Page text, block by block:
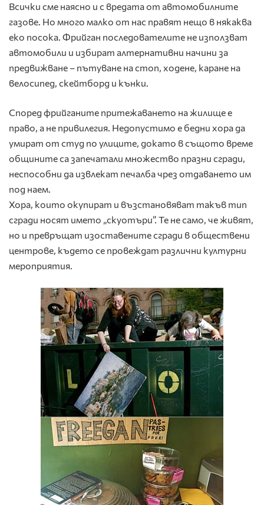
Всички сме наясно и с вредата от автомобилните
газове. Но много малко от нас правят нещо в някаква
еко посока. Фрийган последователите не използват
автомобили и избират алтернативни начини за
предвижване – пътуване на стоп, ходене, каране на
велосипед, скейтборд и кънки.
Според фрийганите притежаването на жилище е
право, а не привилегия. Недопустимо е бедни хора да
умират от студ по улиците, докато в същото време
общините са запечатали множество празни сгради,
неспособни да извлекат печалба чрез отдаването им
под наем.
Хора, които окупират и възстановяват такъв тип
сгради носят името „скуотъри”. Те не само, че живят,
но и превръщат изоставените сгради в обществени
центрове, където се провеждат различни културни
мероприятия.